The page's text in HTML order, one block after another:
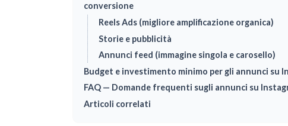
conversione
Reels Ads (migliore amplificazione organica)
Storie e pubblicità
Annunci feed (immagine singola e carosello)
Budget e investimento minimo per gli annunci su
FAQ — Domande frequenti sugli annunci su
Articoli correlati